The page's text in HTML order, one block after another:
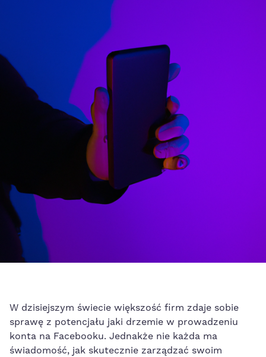
W dzisiejszym świecie większość firm zdaje sobie
sprawę z potencjału jaki drzemie w prowadzeniu
konta na ⁤Facebooku. Jednakże nie każda ⁣ma
świadomość, jak skutecznie zarządzać swoim